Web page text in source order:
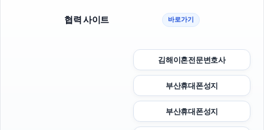
협력 사이트 바로가기
김해이혼전문변호사
부산휴대폰성지
부산휴대폰성지